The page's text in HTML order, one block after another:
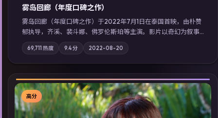
雾岛回廊（年度口碑之作）
雾岛回廊（年度口碑之作）于2022年7月1日在泰国首映，由朴赞
郁执导，齐溪、裴斗娜、佛罗伦斯·珀等主演。影片以奇幻为叙事
主轴，边境小镇的平静被一封匿名信彻底打破；摄影与配乐强化
地域气质；站内亦可通过「国产免费观看高清电视剧在线看」延
展检索同类型高分佳作，畅享高清在线追剧体验。
69,711 热度 9.4分 2022-08-20
高分